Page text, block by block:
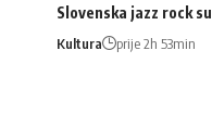
Slovenska jazz rock
Kultura prije 2h 53min